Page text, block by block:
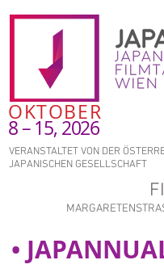
OKTOBER
8 – 15, 2026
VERANSTALTET VON DER
JAPANISCHEN GESELLSCHAFT
•